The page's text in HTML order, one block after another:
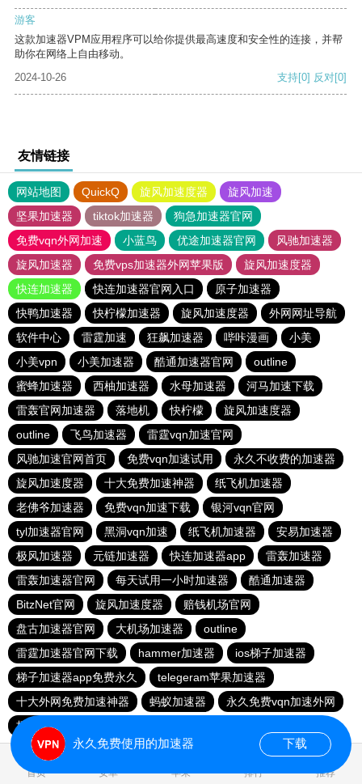
游客
这款加速器VPM应用程序可以给你提供最高速度和安全性的连接，并帮
助你在网络上自由移动。
2024-10-26
支持[0] 反对[0]
友情链接
网站地图 QuickQ 旋风加速度器
旋风加速
坚果加速器
tiktok加速器
狗急加速器官网
免费vqn外网加速
小蓝鸟 优途加速器官网
风驰加速器
旋风加速器
免费vps加速器外网苹果版
旋风加速度器
快连加速器
快连加速器官网入口
原子加速器
快鸭加速器
快柠檬加速器 旋风加速度器
外网网址导航
软件中心
雷霆加速 狂飙加速器 哔咔漫画
小美
小美vpn
小美加速器 酷通加速器官网
outline
蜜蜂加速器
西柚加速器 水母加速器
河马加速下载
雷轰官网加速器
落地机 快柠檬
旋风加速度器
outline
飞鸟加速器
雷霆vqn加速官网
风驰加速官网首页
免费vqn加速试用
永久不收费的加速器
旋风加速度器
十大免费加速神器
纸飞机加速器
老佛爷加速器
免费vqn加速下载
银河vqn官网
tyl加速器官网
黑洞vqn加速 纸飞机加速器
安易加速器
极风加速器
元链加速器 快连加速器app
雷轰加速器
雷轰加速器官网
每天试用一小时加速器
酷通加速器
BitzNet官网
旋风加速度器
赔钱机场官网
盘古加速器官网
大机场加速器
outline
雷霆加速器官网下载
hammer加速器
ios梯子加速器
梯子加速器app免费永久
telegeram苹果加速器
十大外网免费加速神器
蚂蚁加速器
永久免费vqn加速外网
极光aurora加速器
首页 安卓 苹果 排行 推荐
永久免费使用的加速器 下载
0.021838s